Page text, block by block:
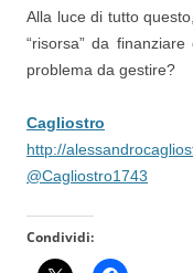
Alla luce di tutto
“risorsa” da
problema da gestire?
Cagliostro
http://
@Cagliostro1743
Condividi: